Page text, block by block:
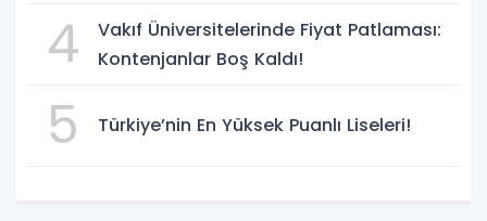
4
Vakıf Üniversitelerinde Fiyat Patlaması:
Kontenjanlar Boş Kaldı!
5 Türkiye’nin En Yüksek Puanlı Liseleri!